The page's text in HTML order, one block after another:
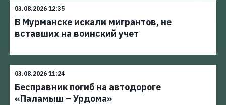
03.08.2026 12:35
В Мурманске искали мигрантов, не
вставших на воинский учет
03.08.2026 11:24
Бесправник погиб на автодороге
«Паламыш – Урдома»